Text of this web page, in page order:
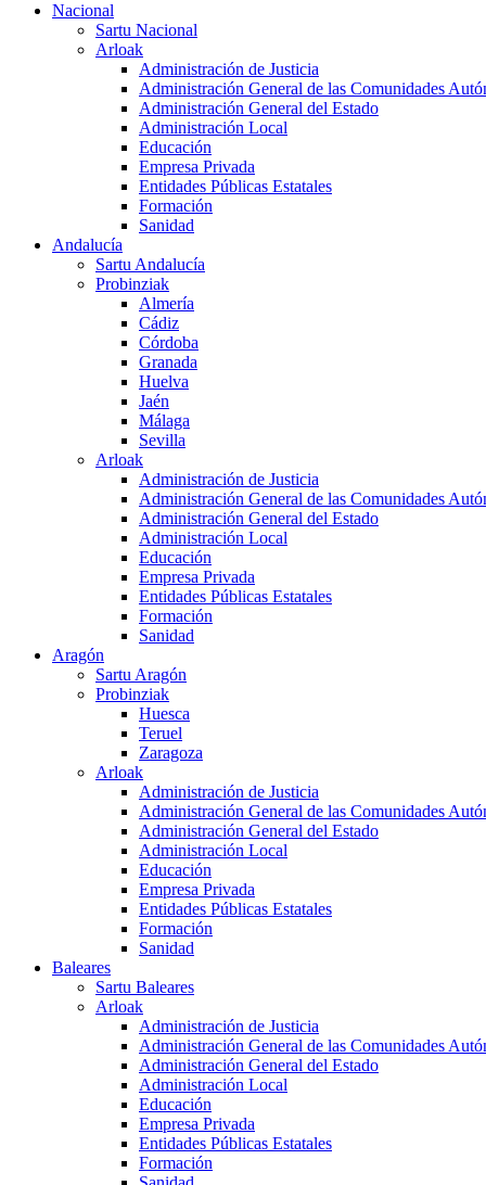
Nacional
Sartu Nacional
Arloak
Administración de Justicia
Administración General de las Comunidades
Administración General del Estado
Administración Local
Educación
Empresa Privada
Entidades Públicas Estatales
Formación
Sanidad
Andalucía
Sartu Andalucía
Probinziak
Almería
Cádiz
Córdoba
Granada
Huelva
Jaén
Málaga
Sevilla
Arloak
Administración de Justicia
Administración General de las Comunidades
Administración General del Estado
Administración Local
Educación
Empresa Privada
Entidades Públicas Estatales
Formación
Sanidad
Aragón
Sartu Aragón
Probinziak
Huesca
Teruel
Zaragoza
Arloak
Administración de Justicia
Administración General de las Comunidades
Administración General del Estado
Administración Local
Educación
Empresa Privada
Entidades Públicas Estatales
Formación
Sanidad
Baleares
Sartu Baleares
Arloak
Administración de Justicia
Administración General de las Comunidades
Administración General del Estado
Administración Local
Educación
Empresa Privada
Entidades Públicas Estatales
Formación